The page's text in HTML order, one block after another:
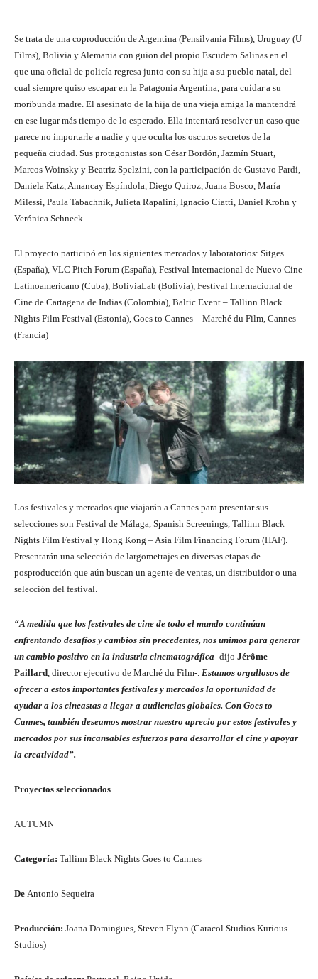
Se trata de una coproducción de Argentina (Pensilvania Films), Uruguay (U
Films), Bolivia y Alemania con guion del propio Escudero Salinas en el
que una oficial de policía regresa junto con su hija a su pueblo natal, del
cual siempre quiso escapar en la Patagonia Argentina, para cuidar a su
moribunda madre. El asesinato de la hija de una vieja amiga la mantendrá
en ese lugar más tiempo de lo esperado. Ella intentará resolver un caso que
parece no importarle a nadie y que oculta los oscuros secretos de la
pequeña ciudad. Sus protagonistas son César Bordón, Jazmín Stuart,
Marcos Woinsky y Beatriz Spelzini, con la participación de Gustavo Pardi,
Daniela Katz, Amancay Espíndola, Diego Quiroz, Juana Bosco, María
Milessi, Paula Tabachnik, Julieta Rapalini, Ignacio Ciatti, Daniel Krohn y
Verónica Schneck.
El proyecto participó en los siguientes mercados y laboratorios: Sitges
(España), VLC Pitch Forum (España), Festival Internacional de Nuevo Cine
Latinoamericano (Cuba), BoliviaLab (Bolivia), Festival Internacional de
Cine de Cartagena de Indias (Colombia), Baltic Event – Tallinn Black
Nights Film Festival (Estonia), Goes to Cannes – Marché du Film, Cannes
(Francia)
Los festivales y mercados que viajarán a Cannes para presentar sus
selecciones son Festival de Málaga, Spanish Screenings, Tallinn Black
Nights Film Festival y Hong Kong – Asia Film Financing Forum (HAF).
Presentarán una selección de largometrajes en diversas etapas de
posproducción que aún buscan un agente de ventas, un distribuidor o una
selección del festival.
“A medida que los festivales de cine de todo el mundo continúan
enfrentando desafíos y cambios sin precedentes, nos unimos para generar
un cambio positivo en la industria cinematográfica -dijo Jérôme
Paillard, director ejecutivo de Marché du Film-. Estamos orgullosos de
ofrecer a estos importantes festivales y mercados la oportunidad de
ayudar a los cineastas a llegar a audiencias globales. Con Goes to
Cannes, también deseamos mostrar nuestro aprecio por estos festivales y
mercados por sus incansables esfuerzos para desarrollar el cine y apoyar
la creatividad”.
Proyectos seleccionados
AUTUMN
Categoría: Tallinn Black Nights Goes to Cannes
De Antonio Sequeira
Producción: Joana Domingues, Steven Flynn (Caracol Studios Kurious
Studios)